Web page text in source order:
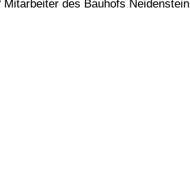
des Bauhofs Neidenstein